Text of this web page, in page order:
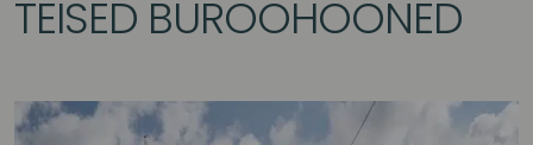
TEISED BÜROOHOONED